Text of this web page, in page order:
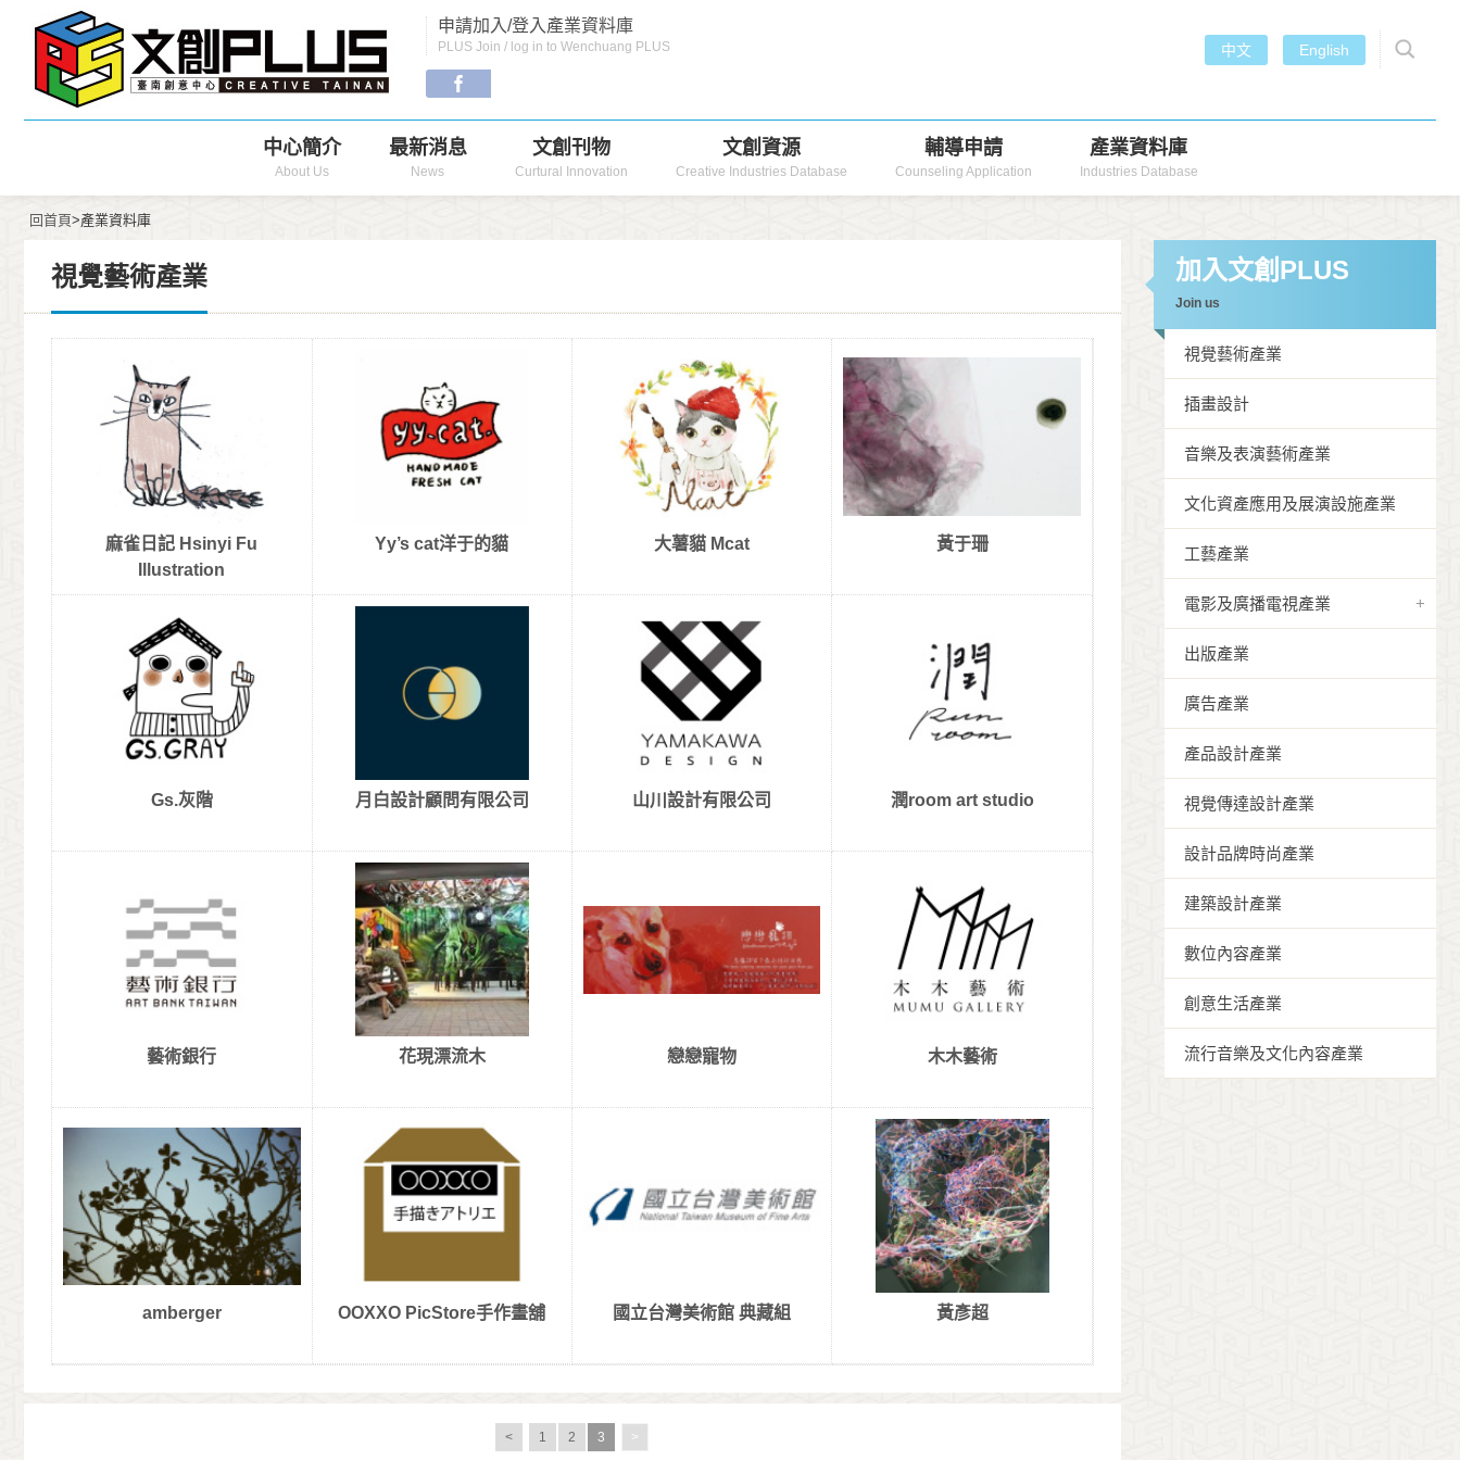
Menu
Navigation
中文 English
中心簡介
About Us
最新消息
News
文創刊物
Curtural Innovation
文創資源
Creative Industries Database
輔導申請
Counseling Application
產業資料庫
Industries Database
申請加入/登入產業資料庫
PLUS Join / log in to Wenchuang PLUS
回首頁>產業資料庫
視覺藝術產業
麻雀日記 Hsinyi Fu
Illustration
Yy’s cat洋于的貓 大薯貓 Mcat 黃于珊
Gs.灰階 月白設計顧問有限公司 山川設計有限公司 潤room art studio
藝術銀行 花現漂流木 戀戀寵物 木木藝術
amberger OOXXO PicStore手作畫舖 國立台灣美術館 典藏組 黃彥超
< 1 2 3 >
加入文創PLUS
Join us
視覺藝術產業
插畫設計
音樂及表演藝術產業
文化資產應用及展演設施產業
工藝產業
電影及廣播電視產業
出版產業
廣告產業
產品設計產業
視覺傳達設計產業
設計品牌時尚產業
建築設計產業
數位內容產業
創意生活產業
流行音樂及文化內容產業